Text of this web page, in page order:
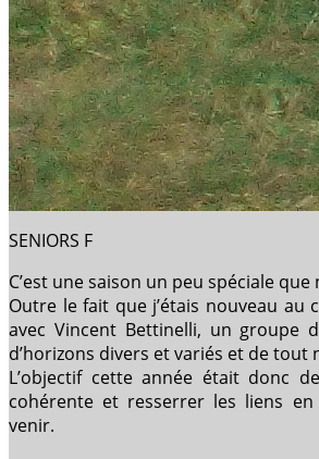
SENIORS F
C’est une saison un peu spéciale
Outre le fait que j’étais nouveau au
avec Vincent Bettinelli, un groupe
d’horizons divers et variés et de tout
L’objectif cette année était donc
cohérente et resserrer les liens
venir.